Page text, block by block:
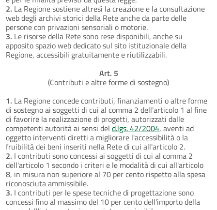
2. La Regione sostiene altresì la creazione e la consultazione
web degli archivi storici della Rete anche da parte delle
persone con privazioni sensoriali o motorie.
3. Le risorse della Rete sono rese disponibili, anche su
apposito spazio web dedicato sul sito istituzionale della
Regione, accessibili gratuitamente e riutilizzabili.
Art. 5
(Contributi e altre forme di sostegno)
1. La Regione concede contributi, finanziamenti o altre forme
di sostegno ai soggetti di cui al comma 2 dell'articolo 1 al fine
di favorire la realizzazione di progetti, autorizzati dalle
competenti autorità ai sensi del d.lgs. 42/2004, aventi ad
oggetto interventi diretti a migliorare l'accessibilità o la
fruibilità dei beni inseriti nella Rete di cui all'articolo 2.
2. I contributi sono concessi ai soggetti di cui al comma 2
dell'articolo 1 secondo i criteri e le modalità di cui all'articolo
8, in misura non superiore al 70 per cento rispetto alla spesa
riconosciuta ammissibile.
3. I contributi per le spese tecniche di progettazione sono
concessi fino al massimo del 10 per cento dell'importo della